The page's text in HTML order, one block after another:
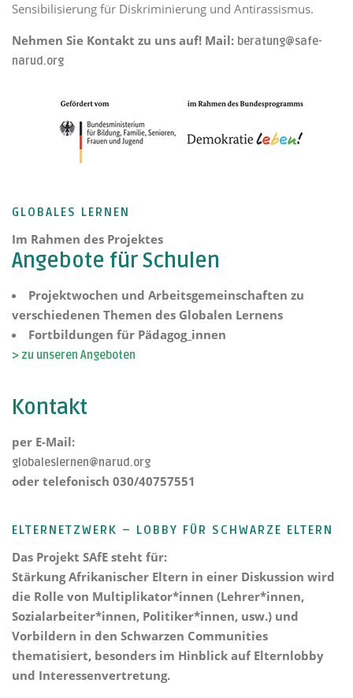
Sensibilisierung für Diskriminierung und Antirassismus.
Nehmen Sie Kontakt zu uns auf! Mail: beratung@safe-
narud.org
GLOBALES LERNEN
Im Rahmen des Projektes
Angebote für Schulen
Projektwochen und Arbeitsgemeinschaften zu
verschiedenen Themen des Globalen Lernens
Fortbildungen für Pädagog_innen
> zu unseren Angeboten
Kontakt
per E-Mail:
globaleslernen@narud.org
oder telefonisch 030/40757551
ELTERNETZWERK – LOBBY FÜR SCHWARZE ELTERN
Das Projekt SAfE steht für:
Stärkung Afrikanischer Eltern in einer Diskussion wird
die Rolle von Multiplikator*innen (Lehrer*innen,
Sozialarbeiter*innen, Politiker*innen, usw.) und
Vorbildern in den Schwarzen Communities
thematisiert, besonders im Hinblick auf Elternlobby
und Interessenvertretung.